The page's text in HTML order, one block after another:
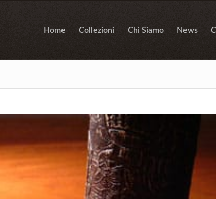
Home Collezioni Chi Siamo News